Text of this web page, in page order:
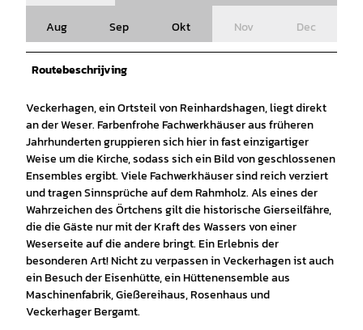
Aug Sep Okt Nov Dec
Routebeschrijving
Veckerhagen, ein Ortsteil von Reinhardshagen, liegt direkt
an der Weser. Farbenfrohe Fachwerkhäuser aus früheren
Jahrhunderten gruppieren sich hier in fast einzigartiger
Weise um die Kirche, sodass sich ein Bild von geschlossenen
Ensembles ergibt. Viele Fachwerkhäuser sind reich verziert
und tragen Sinnsprüche auf dem Rahmholz. Als eines der
Wahrzeichen des Örtchens gilt die historische Gierseilfähre,
die die Gäste nur mit der Kraft des Wassers von einer
Weserseite auf die andere bringt. Ein Erlebnis der
besonderen Art! Nicht zu verpassen in Veckerhagen ist auch
ein Besuch der Eisenhütte, ein Hüttenensemble aus
Maschinenfabrik, Gießereihaus, Rosenhaus und
Veckerhager Bergamt.